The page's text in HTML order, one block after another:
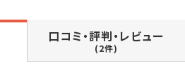
口コミ・評判・レビュー
(2件)